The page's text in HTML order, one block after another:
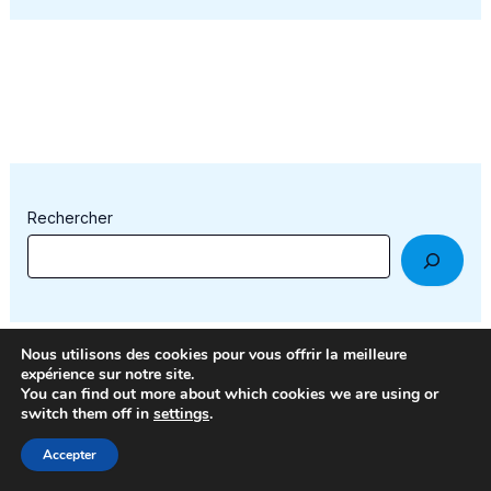
Rechercher
Nous utilisons des cookies pour vous offrir la meilleure
expérience sur notre site.
You can find out more about which cookies we are using or
switch them off in settings.
Accepter